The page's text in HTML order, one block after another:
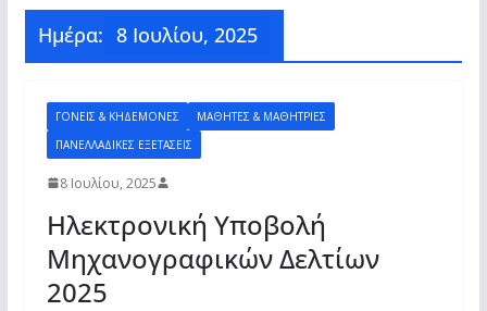
Ημέρα: 8 Ιουλίου, 2025
ΓΟΝΕΊΣ & ΚΗΔΕΜΌΝΕΣ
ΜΑΘΗΤΈΣ & ΜΑΘΉΤΡΙΕΣ
ΠΑΝΕΛΛΑΔΙΚΈΣ ΕΞΕΤΆΣΕΙΣ
8 Ιουλίου, 2025
Ηλεκτρονική Υποβολή
Μηχανογραφικών Δελτίων
2025